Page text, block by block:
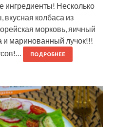
ингредиенты! Несколько
вкусная колбаса из
морковь, яичный
и маринованный лучок!!!
ПОДРОБНЕЕ